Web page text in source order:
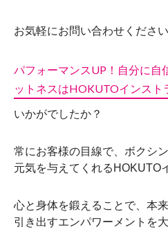
お気軽にお問い合わせください
パフォーマンスUP！自分に自
ットネスはHOKUTOインスト
いかがでしたか？
常にお客様の目線で、ボクシ
元気を与えてくれるHOKUTO
心と身体を鍛えることで、本
引き出すエンパワーメントを